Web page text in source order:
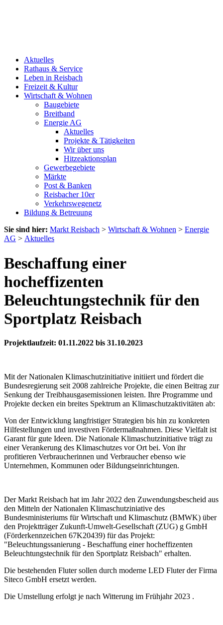
Aktuelles
Rathaus & Service
Leben in Reisbach
Freizeit & Kultur
Wirtschaft & Wohnen
Baugebiete
Breitband
Energie AG
Aktuelles
Projekte & Tätigkeiten
Wir über uns
Hitzeaktionsplan
Gewerbegebiete
Märkte
Post & Banken
Reisbacher 10er
Verkehrswegenetz
Bildung & Betreuung
Sie sind hier: Markt Reisbach > Wirtschaft & Wohnen > Energie
AG > Aktuelles
Beschaffung einer
hocheffizenten
Beleuchtungstechnik für den
Sportplatz Reisbach
Projektlaufzeit: 01.11.2022 bis 31.10.2023
Mit der Nationalen Klimaschutzinitiative initiiert und fördert die
Bundesregierung seit 2008 zahlreiche Projekte, die einen Beitrag zur
Senkung der Treibhausgasemissionen leisten. Ihre Programme und
Projekte decken ein breites Spektrum an Klimaschutzaktivitäten ab:
Von der Entwicklung langfristiger Strategien bis hin zu konkreten
Hilfestellungen und investiven Fördermaßnahmen. Diese Vielfalt ist
Garant für gute Ideen. Die Nationale Klimaschutzinitiative trägt zu
einer Verankerung des Klimaschutzes vor Ort bei. Von ihr
profitieren Verbraucherinnen und Verbraucher ebenso wie
Unternehmen, Kommunen oder Bildungseinrichtungen.
Der Markt Reisbach hat im Jahr 2022 den Zuwendungsbescheid aus
den Mitteln der Nationalen Klimaschutziniative des
Bundesministeriums für Wirtschaft und Klimaschutz (BMWK) über
den Projektträger Zukunft-Umwelt-Gesellschaft (ZUG) g GmbH
(Förderkennzeichen 67K20439) für das Projekt:
"Beleuchtungssanierung - Beschaffung einer hocheffizenten
Beleuchtungstechnik für den Sportplatz Reisbach" erhalten.
Die bestehenden Fluter sollen durch moderne LED Fluter der Firma
Siteco GmbH ersetzt werden.
Die Umstellung erfolgt je nach Witterung im Frühjahr 2023 .